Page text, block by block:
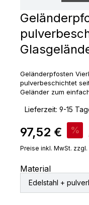
Geländerpfosten
pulverbeschichtet
Geländer zum
Lieferzeit: 9-15
Verkaufspreis:
97,52 € %
Preise inkl. MwSt.
Material
Edelstahl +